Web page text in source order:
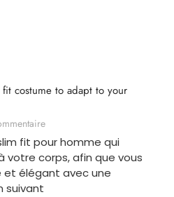
costume to adapt to your
fit pour homme qui
corps, afin que vous
et élégant avec une
suivant